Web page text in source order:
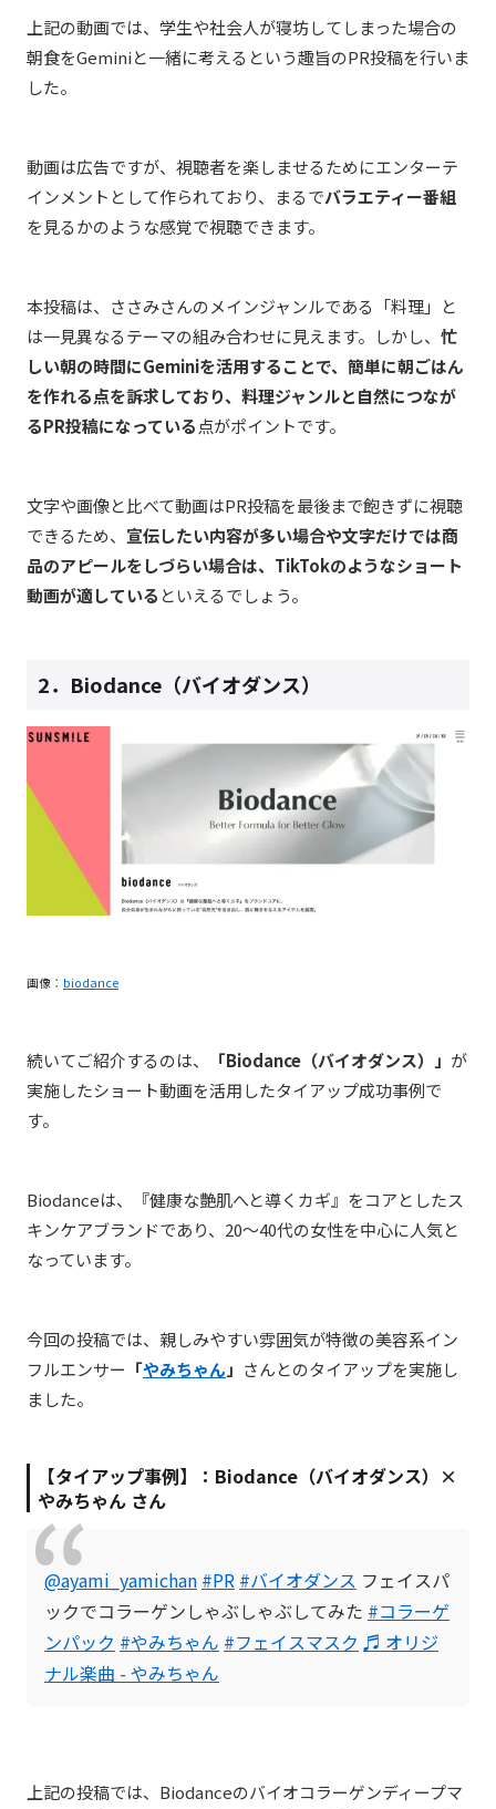
上記の動画では、学生や社会人が寝坊してしまった場合の
朝食をGeminiと一緒に考えるという趣旨のPR投稿を行いま
した。
動画は広告ですが、視聴者を楽しませるためにエンターテ
インメントとして作られており、まるでバラエティー番組
を見るかのような感覚で視聴できます。
本投稿は、ささみさんのメインジャンルである「料理」と
は一見異なるテーマの組み合わせに見えます。しかし、 忙
しい朝の時間にGeminiを活用することで、簡単に朝ごはん
を作れる点を訴求しており、料理ジャンルと自然につなが
るPR投稿になっている点がポイントです。
文字や画像と比べて動画はPR投稿を最後まで飽きずに視聴
できるため、 宣伝したい内容が多い場合や文字だけでは商
品のアピールをしづらい場合は、TikTokのようなショート
動画が適している といえるでしょう。
2．Biodance（バイオダンス）
画像： biodance
続いてご紹介するのは、 「Biodance（バイオダンス）」 が
実施したショート動画を活用したタイアップ成功事例で
す。
Biodanceは、『健康な艶肌へと導くカギ』をコアとしたス
キンケアブランドであり、20～40代の女性を中心に人気と
なっています。
今回の投稿では、親しみやすい雰囲気が特徴の美容系イン
フルエンサー 「やみちゃん 」 さんとのタイアップを実施し
ました。
【タイアップ事例】： Biodance（バイオダンス） ×
やみちゃん さん
@ayami_yamichan #PR #バイオダンス フェイスパ
ックでコラーゲンしゃぶしゃぶしてみた #コラーゲ
ンパック #やみちゃん #フェイスマスク ♬ オリジ
ナル楽曲 - やみちゃん
上記の投稿では、Biodanceのバイオコラーゲンディープマ